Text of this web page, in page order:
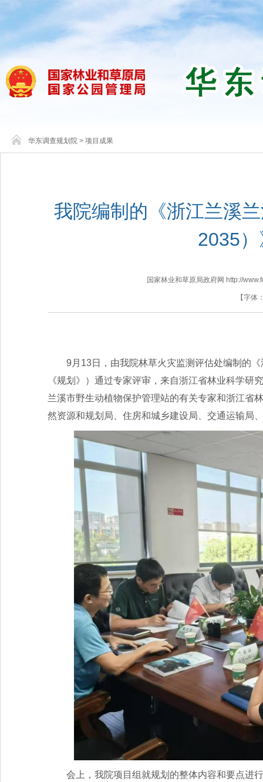
华东调查规划院 > 项目成果
我院编制的《浙江兰溪
2035
国家林业和草原局政府网 http://
【字体
9月13日，由我院林草火灾监测评估处编制的
《规划》）通过专家评审，来自浙江省林业科学
兰溪市野生动植物保护管理站的有关专家和浙江省
然资源和规划局、住房和城乡建设局、交通运输局
会上，我院项目组就规划的整体内容和要点进